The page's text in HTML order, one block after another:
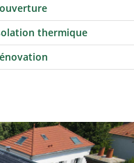
thermique